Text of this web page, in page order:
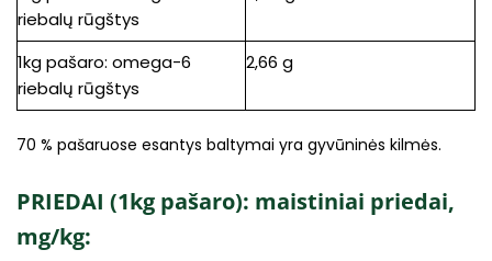
riebalų rūgštys
1kg pašaro: omega-6
riebalų rūgštys
2,66 g
70 % pašaruose esantys baltymai yra gyvūninės kilmės.
PRIEDAI (1kg pašaro): maistiniai priedai,
mg/kg: